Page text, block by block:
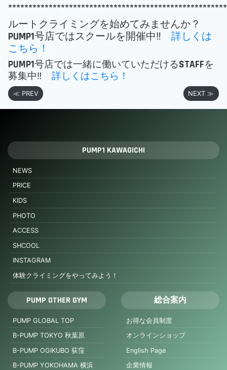
ルートクライミングを始めてみませんか？
PUMP1号店ではスクールを開催中‼ 詳しくは
こちら！
PUMP1号店では一緒に働いていただけるSTAFFを
募集中‼ 詳しくはこちら！
≪ PREV NEXT ≫
PUMP1 KAWAGICHI
NEWS
PRICE
KIDS
PHOTO
ACCESS
SHCOOL
INSTAGRAM
体験クライミングをやってみよう！
PUMP OTHER GYM
PUMP GLOBAL TOP
B-PUMP TOKYO 秋葉原
B-PUMP OGIKUBO 荻窪
B-PUMP YOKOHAMA 横浜
総合案内
お得な会員制度
オンラインショップ
English Page
企業情報